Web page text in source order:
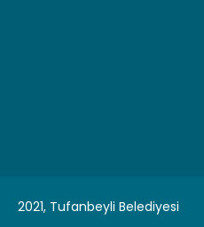
2021, Tufanbeyli Belediyesi